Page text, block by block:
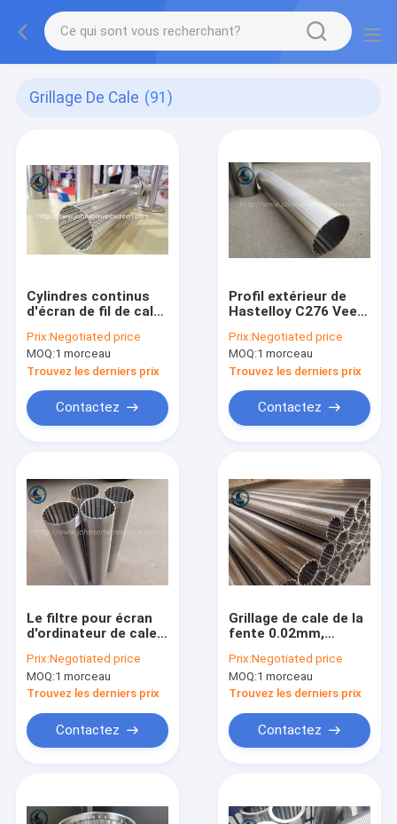
Grillage De Cale (91)
Cylindres continus
d'écran de fil de cale
presse à vis
Prix:Negotiated price
MOQ:1 morceau
Trouvez les derniers prix
Contactez
Profil extérieur de
Hastelloy C276 Vee
100mm
Prix:Negotiated price
MOQ:1 morceau
Trouvez les derniers prix
Contactez
Le filtre pour écran
d'ordinateur de cale
microns sépare un
matériel des autres
Prix:Negotiated price
MOQ:1 morceau
Trouvez les derniers prix
Contactez
Grillage de cale de la
fente 0.02mm,
Prix:Negotiated price
MOQ:1 morceau
Trouvez les derniers prix
Contactez